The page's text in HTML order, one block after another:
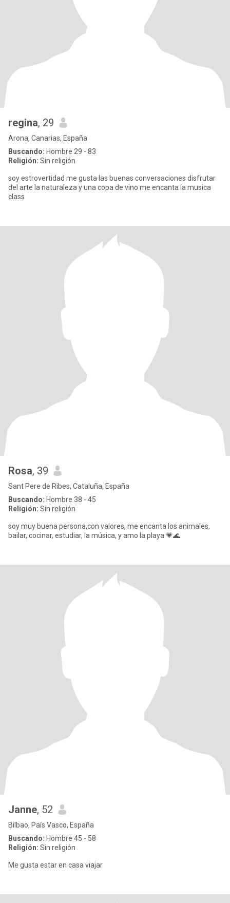
regina, 29
Arona, Canarias, España
Buscando: Hombre 29 - 83
Religión: Sin religión
soy estrovertidad me gusta las buenas conversaciones disfrutar
del arte la naturaleza y una copa de vino me encanta la musica
class
Rosa, 39
Sant Pere de Ribes, Cataluña, España
Buscando: Hombre 38 - 45
Religión: Sin religión
soy muy buena persona,con valores, me encanta los animales,
bailar, cocinar, estudiar, la música, y amo la playa 💗🌊
Janne, 52
Bilbao, País Vasco, España
Buscando: Hombre 45 - 58
Religión: Sin religión
Me gusta estar en casa viajar